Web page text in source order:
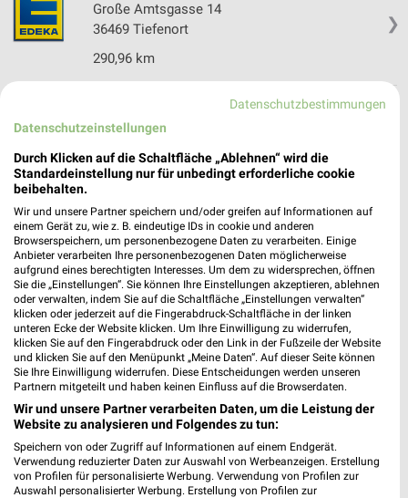
❯
Große Amtsgasse 14
36469 Tiefenort
290,96 km
Carl-Gareis-Str. 22
99842 Ruhla
Heute 06:00 - 20:00 Uhr | Geöffnet
276,72 km • Angebote: 2 Prospekte
E neukauf Ralph Schleifer Stadtlengsfeld
Torstraße 14
36457 Stadtlengsfeld
Heute 08:00 - 20:00 Uhr | Geöffnet
297,29 km
Büto Schmalkalden
Kasseler Straße 42
98574 Schmalkalden
Heute 07:00 - 20:00 Uhr | Geöffnet
Datenschutzbestimmungen
Datenschutzeinstellungen
Durch Klicken auf die Schaltfläche „Ablehnen“ wird die
Standardeinstellung nur für unbedingt erforderliche cookie
beibehalten.
Wir und unsere Partner speichern und/oder greifen auf Informationen auf
einem Gerät zu, wie z. B. eindeutige IDs in cookie und anderen
Browserspeichern, um personenbezogene Daten zu verarbeiten. Einige
Anbieter verarbeiten Ihre personenbezogenen Daten möglicherweise
aufgrund eines berechtigten Interesses. Um dem zu widersprechen, öffnen
Sie die „Einstellungen“. Sie können Ihre Einstellungen akzeptieren, ablehnen
oder verwalten, indem Sie auf die Schaltfläche „Einstellungen verwalten“
klicken oder jederzeit auf die Fingerabdruck-Schaltfläche in der linken
unteren Ecke der Website klicken. Um Ihre Einwilligung zu widerrufen,
klicken Sie auf den Fingerabdruck oder den Link in der Fußzeile der Website
und klicken Sie auf den Menüpunkt „Meine Daten“. Auf dieser Seite können
Sie Ihre Einwilligung widerrufen. Diese Entscheidungen werden unseren
Partnern mitgeteilt und haben keinen Einfluss auf die Browserdaten.
Wir und unsere Partner verarbeiten Daten, um die Leistung der
Website zu analysieren und Folgendes zu tun:
Speichern von oder Zugriff auf Informationen auf einem Endgerät.
Verwendung reduzierter Daten zur Auswahl von Werbeanzeigen. Erstellung
von Profilen für personalisierte Werbung. Verwendung von Profilen zur
Auswahl personalisierter Werbung. Erstellung von Profilen zur